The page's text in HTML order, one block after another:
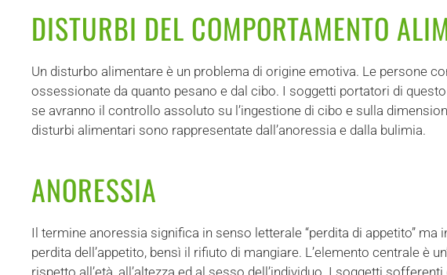
DISTURBI DEL COMPORTAMENTO
Un disturbo alimentare è un problema di origine emotiva. Le persone
ossessionate da quanto pesano e dal cibo. I soggetti portatori di
se avranno il controllo assoluto su l’ingestione di cibo e sulla
disturbi alimentari sono rappresentate dall’anoressia e dalla bulimia.
ANORESSIA
Il termine anoressia significa in senso letterale “perdita di appetito”
perdita dell’appetito, bensì il rifiuto di mangiare. L’elemento centrale è
rispetto all’età, all’altezza ed al sesso dell’individuo. I soggetti